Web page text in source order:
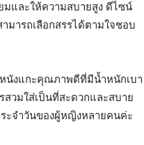
มและให้ความสบายสูง ดีไซน์
มารถเลือกสรรได้ตามใจชอบ
หนังแกะคุณภาพดีที่มีน้ำหนักเบา
สวมใส่เป็นที่สะดวกและสบาย
ะจำวันของผู้หญิงหลายคนค่ะ